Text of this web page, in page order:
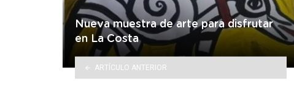
Nueva muestra de arte para disfrutar
en La Costa
ARTÍCULO ANTERIOR